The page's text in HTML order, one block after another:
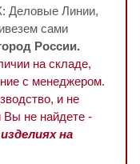
Деловые Линии,
сами
России.
на складе,
с менеджером.
и не
Вы не найдете -
на